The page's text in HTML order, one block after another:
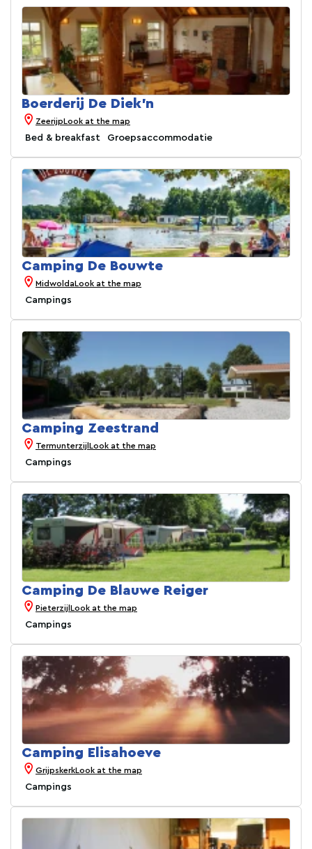
Boerderij De Diek'n
ZeerijpLook at the map
Bed & breakfast Groepsaccommodatie
Camping De Bouwte
MidwoldaLook at the map
Campings
Camping Zeestrand
Termunterzijl Look at the map
Campings
Camping De Blauwe Reiger
Pieterzijl Look at the map
Campings
Camping Elisahoeve
GrijpskerkLook at the map
Campings